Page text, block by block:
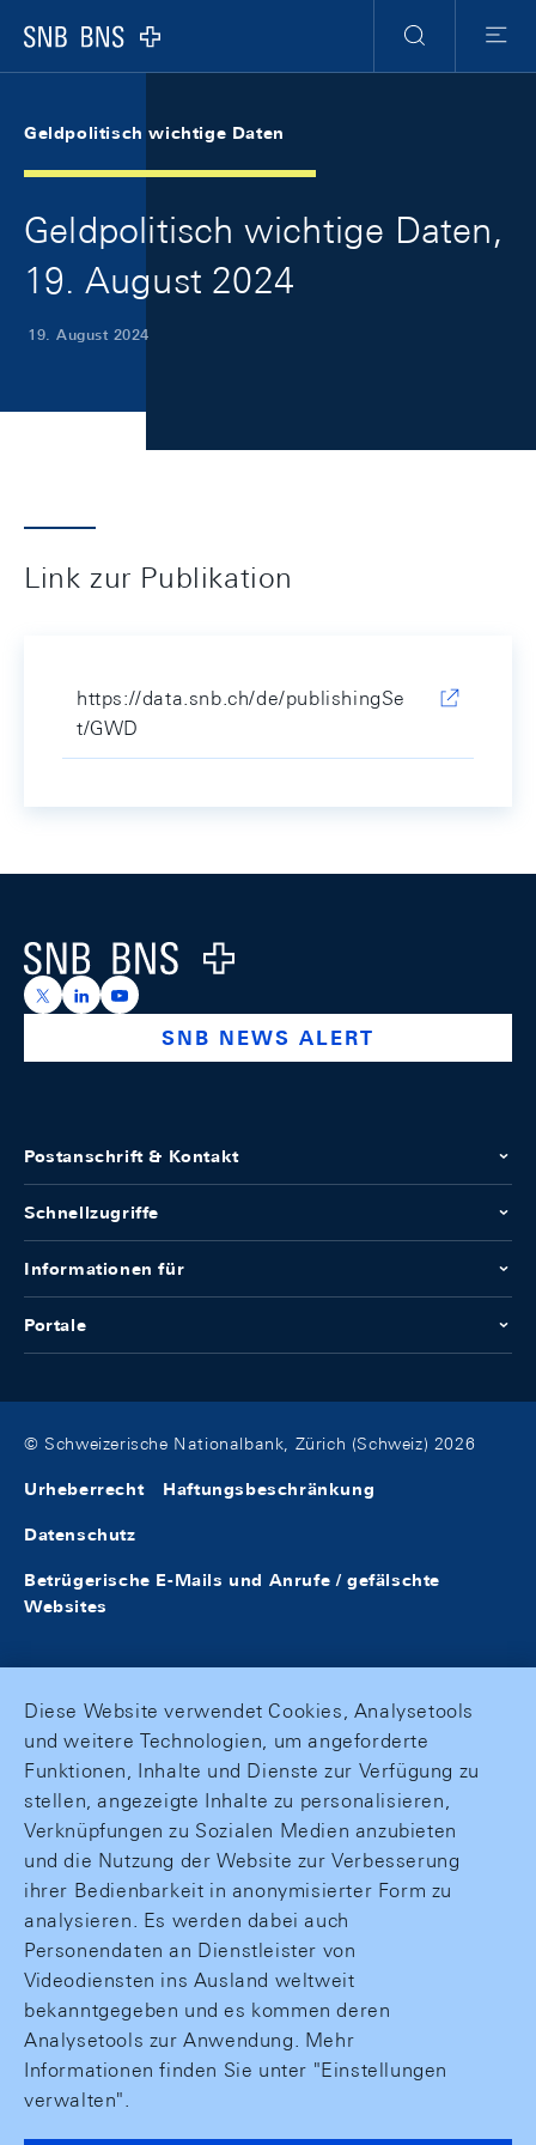
Logo
Suche
Menu
Geldpolitisch wichtige Daten
Geldpolitisch wichtige Daten,
19. August 2024
19. August 2024
Link zur Publikation
https://data.snb.ch/de/publishingSe
t/GWD
Logo
https://x.com/snb_bns
https://ch.linkedin.com/company/swiss-national-
https://www.youtube.com/@swissnationalbank
SNB NEWS ALERT
Postanschrift & Kontakt
Schnellzugriffe
Informationen für
Portale
© Schweizerische Nationalbank, Zürich (Schweiz) 2026
Urheberrecht Haftungsbeschränkung
Datenschutz
Betrügerische E-Mails und Anrufe / gefälschte
Websites
Diese Website verwendet Cookies, Analysetools
und weitere Technologien, um angeforderte
Funktionen, Inhalte und Dienste zur Verfügung zu
stellen, angezeigte Inhalte zu personalisieren,
Verknüpfungen zu Sozialen Medien anzubieten
und die Nutzung der Website zur Verbesserung
ihrer Bedienbarkeit in anonymisierter Form zu
analysieren. Es werden dabei auch
Personendaten an Dienstleister von
Videodiensten ins Ausland weltweit
bekanntgegeben und es kommen deren
Analysetools zur Anwendung. Mehr
Informationen finden Sie unter "Einstellungen
verwalten".